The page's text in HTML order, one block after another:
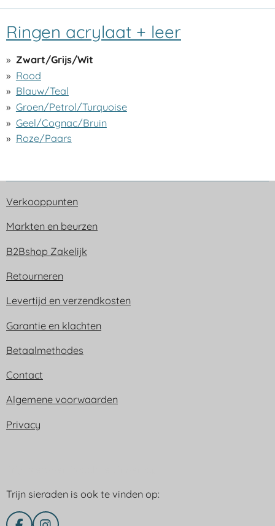
Ringen acrylaat + leer
Zwart/Grijs/Wit
Rood
Blauw/Teal
Groen/Petrol/Turquoise
Geel/Cognac/Bruin
Roze/Paars
Verkooppunten
Markten en beurzen
B2Bshop Zakelijk
Retourneren
Levertijd en verzendkosten
Garantie en klachten
Betaalmethodes
Contact
Algemene voorwaarden
Privacy
Trijn sieraden is ook te vinden op: